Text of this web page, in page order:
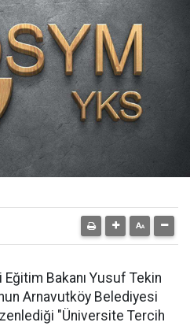
Eğitim Bakanı Yusuf Tekin
Arnavutköy Belediyesi
"Üniversite Tercih